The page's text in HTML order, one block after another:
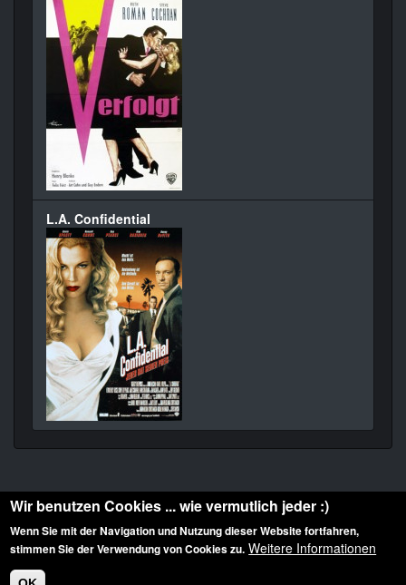
L.A. Confidential
Diese Website ist urheberrechtlich geschützt: © 2010-2026 der Film Noir de. Alle
Rechte vorbehalten.
Wir benutzen Cookies ... wie vermutlich jeder :)
Wenn Sie mit der Navigation und Nutzung dieser Website fortfahren,
stimmen Sie der Verwendung von Cookies zu. Weitere Informationen